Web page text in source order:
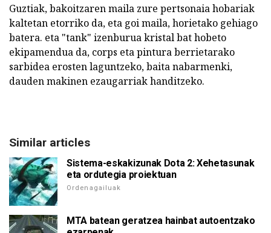
Guztiak, bakoitzaren maila zure pertsonaia hobariak
kaltetan etorriko da, eta goi maila, horietako gehiago
batera. eta "tank" izenburua kristal bat hobeto
ekipamendua da, corps eta pintura berrietarako
sarbidea erosten laguntzeko, baita nabarmenki,
dauden makinen ezaugarriak handitzeko.
Similar articles
Sistema-eskakizunak Dota 2: Xehetasunak
eta ordutegia proiektuan
Ordenagailuak
MTA batean geratzea hainbat autoentzako